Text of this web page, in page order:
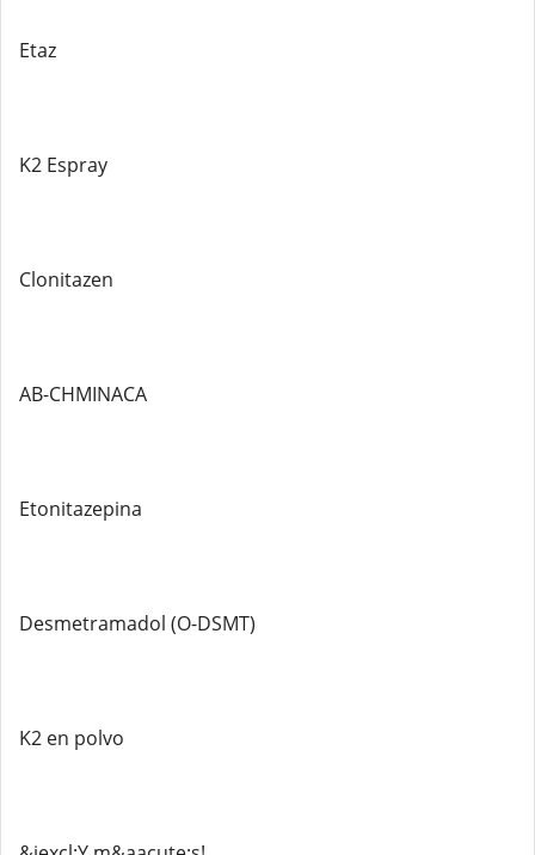
Etaz
K2 Espray
Clonitazen
AB-CHMINACA
Etonitazepina
Desmetramadol (O-DSMT)
K2 en polvo